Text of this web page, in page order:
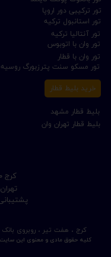
کلیه حقوق مادی و معنوی این سایت
​تهران ۹۱۶۹۰۰۸۳ - ۰۲۱
کرج ، هفت تیر ، روبروی بانک
​کرج ۳۴۰۰۵۱۷۰ - ۰۲۶
​پشتیبانی ۴۲۷ ۴۰ ۴۴
تور ترکیبی دور اروپا
بلیط قطار تهران وان
بلیط قطار مشهد
تور آنتالیا ترکیه
تور استانبول ترکیه
تور مسکو سنت پترزبورگ روسیه
تور وان با قطار
تور وان با اتوبوس
خرید بلیط قطار